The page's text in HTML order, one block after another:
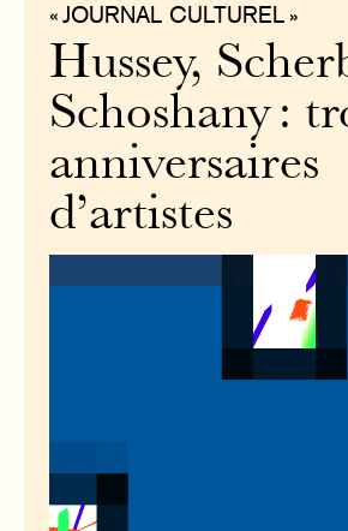
« JOURNAL CULTUREL »
Hussey,
Schoshany :
anniversaires
d’artistes